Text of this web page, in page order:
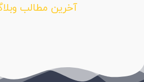
آخرین مطالب